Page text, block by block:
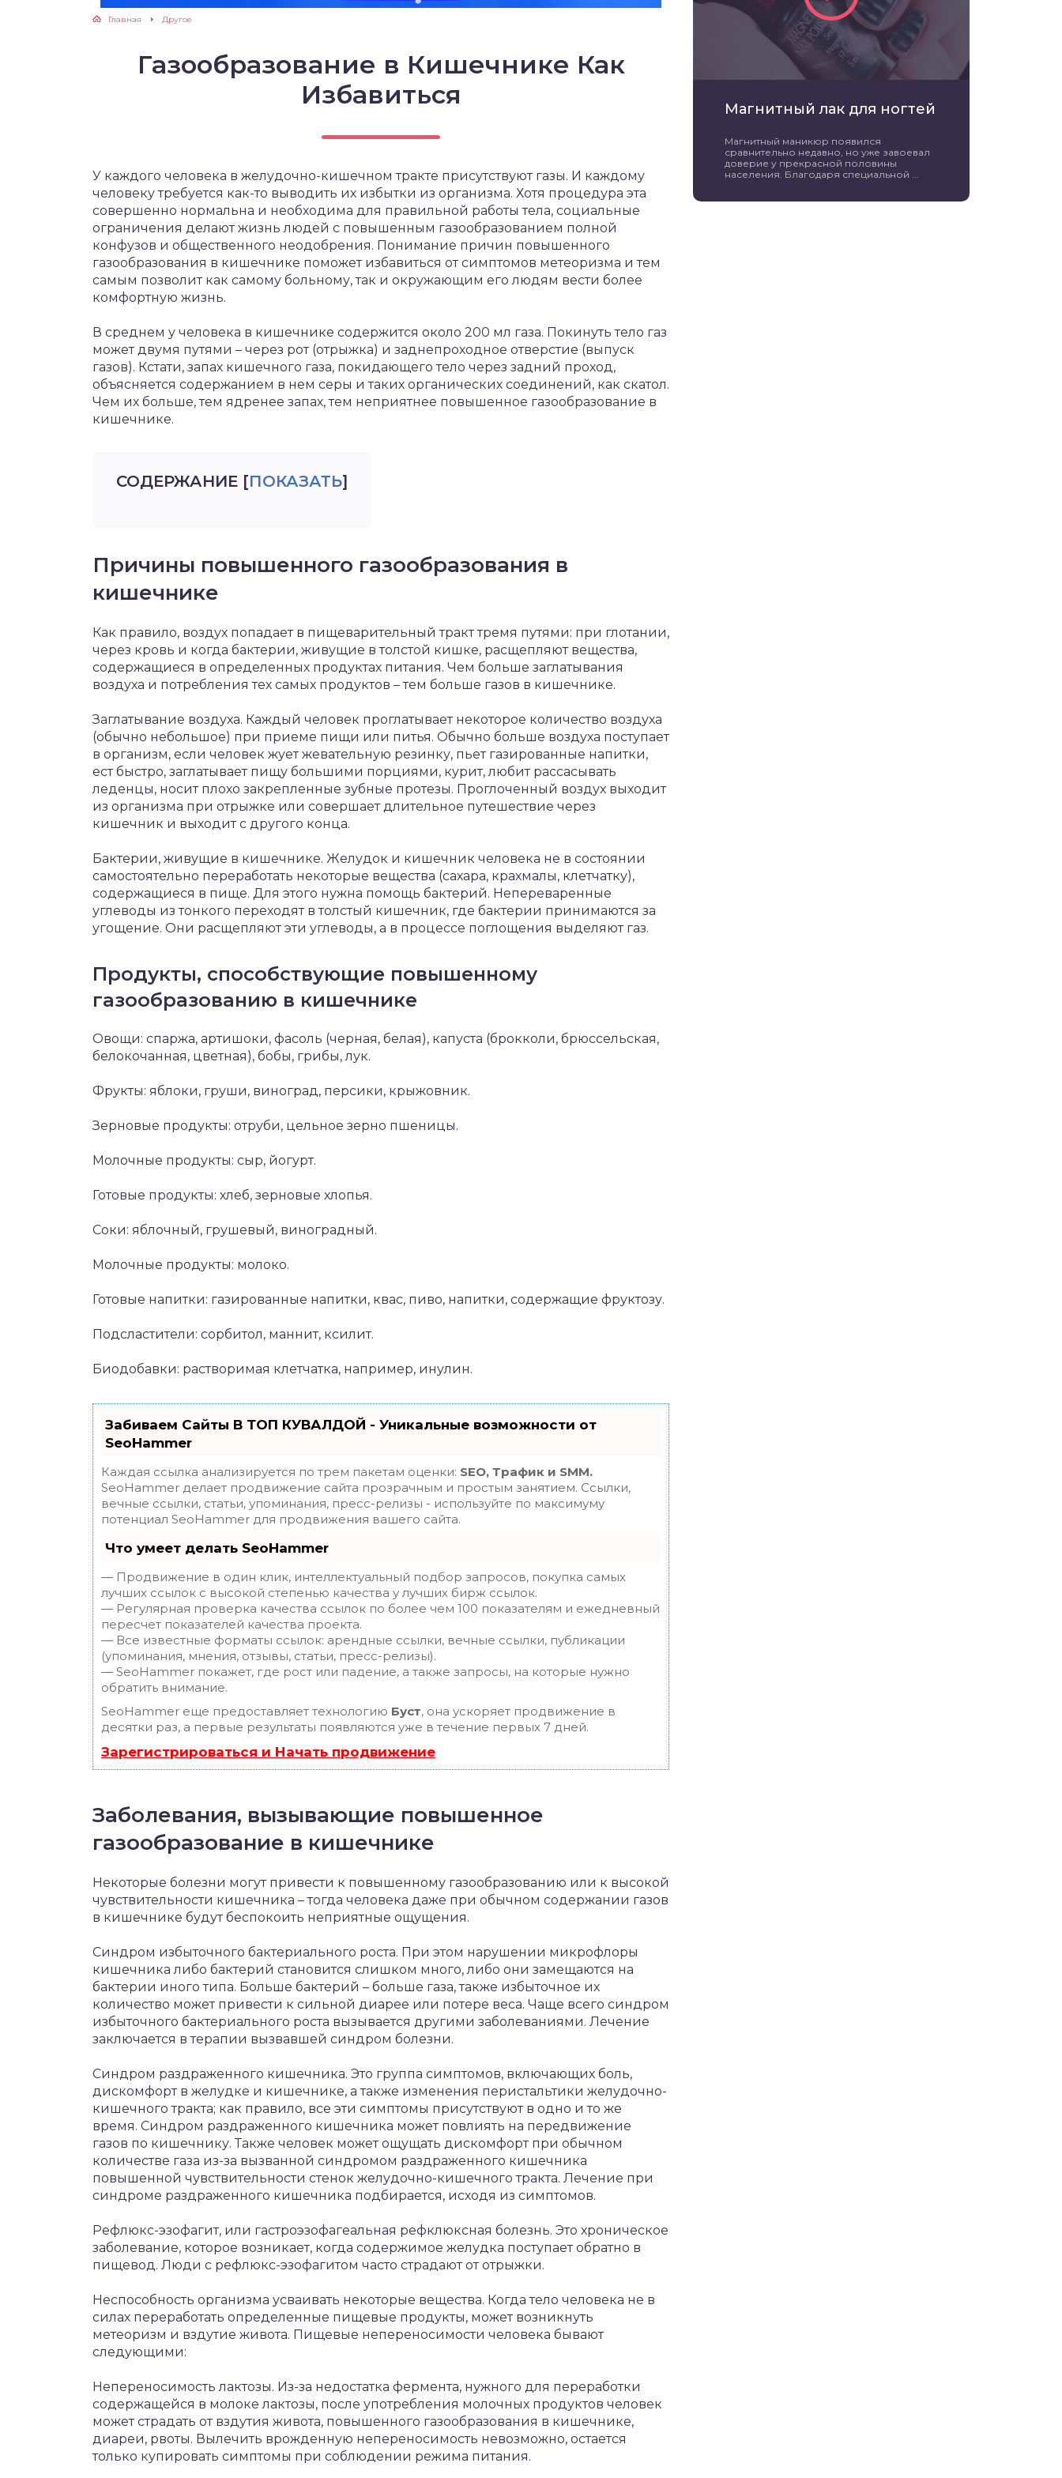
Главная Другое
Газообразование в Кишечнике Как
Избавиться
У каждого человека в желудочно-кишечном тракте присутствуют газы. И каждому
человеку требуется как-то выводить их избытки из организма. Хотя процедура эта
совершенно нормальна и необходима для правильной работы тела, социальные
ограничения делают жизнь людей с повышенным газообразованием полной
конфузов и общественного неодобрения. Понимание причин повышенного
газообразования в кишечнике поможет избавиться от симптомов метеоризма и тем
самым позволит как самому больному, так и окружающим его людям вести более
комфортную жизнь.
В среднем у человека в кишечнике содержится около 200 мл газа. Покинуть тело газ
может двумя путями – через рот (отрыжка) и заднепроходное отверстие (выпуск
газов). Кстати, запах кишечного газа, покидающего тело через задний проход,
объясняется содержанием в нем серы и таких органических соединений, как скатол.
Чем их больше, тем ядренее запах, тем неприятнее повышенное газообразование в
кишечнике.
СОДЕРЖАНИЕ [ПОКАЗАТЬ]
Причины повышенного газообразования в
кишечнике
Как правило, воздух попадает в пищеварительный тракт тремя путями: при глотании,
через кровь и когда бактерии, живущие в толстой кишке, расщепляют вещества,
содержащиеся в определенных продуктах питания. Чем больше заглатывания
воздуха и потребления тех самых продуктов – тем больше газов в кишечнике.
Заглатывание воздуха. Каждый человек проглатывает некоторое количество воздуха
(обычно небольшое) при приеме пищи или питья. Обычно больше воздуха поступает
в организм, если человек жует жевательную резинку, пьет газированные напитки,
ест быстро, заглатывает пищу большими порциями, курит, любит рассасывать
леденцы, носит плохо закрепленные зубные протезы. Проглоченный воздух выходит
из организма при отрыжке или совершает длительное путешествие через
кишечник и выходит с другого конца.
Бактерии, живущие в кишечнике. Желудок и кишечник человека не в состоянии
самостоятельно переработать некоторые вещества (сахара, крахмалы, клетчатку),
содержащиеся в пище. Для этого нужна помощь бактерий. Непереваренные
углеводы из тонкого переходят в толстый кишечник, где бактерии принимаются за
угощение. Они расщепляют эти углеводы, а в процессе поглощения выделяют газ.
Продукты, способствующие повышенному
газообразованию в кишечнике
Овощи: спаржа, артишоки, фасоль (черная, белая), капуста (брокколи, брюссельская,
белокочанная, цветная), бобы, грибы, лук.
Фрукты: яблоки, груши, виноград, персики, крыжовник.
Зерновые продукты: отруби, цельное зерно пшеницы.
Молочные продукты: сыр, йогурт.
Готовые продукты: хлеб, зерновые хлопья.
Соки: яблочный, грушевый, виноградный.
Молочные продукты: молоко.
Готовые напитки: газированные напитки, квас, пиво, напитки, содержащие фруктозу.
Подсластители: сорбитол, маннит, ксилит.
Биодобавки: растворимая клетчатка, например, инулин.
Забиваем Сайты В ТОП КУВАЛДОЙ - Уникальные возможности от
SeoHammer
Каждая ссылка анализируется по трем пакетам оценки: SEO, Трафик и SMM.
SeoHammer делает продвижение сайта прозрачным и простым занятием. Ссылки,
вечные ссылки, статьи, упоминания, пресс-релизы - используйте по максимуму
потенциал SeoHammer для продвижения вашего сайта.
Что умеет делать SeoHammer
— Продвижение в один клик, интеллектуальный подбор запросов, покупка самых
лучших ссылок с высокой степенью качества у лучших бирж ссылок.
— Регулярная проверка качества ссылок по более чем 100 показателям и ежедневный
пересчет показателей качества проекта.
— Все известные форматы ссылок: арендные ссылки, вечные ссылки, публикации
(упоминания, мнения, отзывы, статьи, пресс-релизы).
— SeoHammer покажет, где рост или падение, а также запросы, на которые нужно
обратить внимание.
SeoHammer еще предоставляет технологию Буст, она ускоряет продвижение в
десятки раз, а первые результаты появляются уже в течение первых 7 дней.
Зарегистрироваться и Начать продвижение
Заболевания, вызывающие повышенное
газообразование в кишечнике
Некоторые болезни могут привести к повышенному газообразованию или к высокой
чувствительности кишечника – тогда человека даже при обычном содержании газов
в кишечнике будут беспокоить неприятные ощущения.
Синдром избыточного бактериального роста. При этом нарушении микрофлоры
кишечника либо бактерий становится слишком много, либо они замещаются на
бактерии иного типа. Больше бактерий – больше газа, также избыточное их
количество может привести к сильной диарее или потере веса. Чаще всего синдром
избыточного бактериального роста вызывается другими заболеваниями. Лечение
заключается в терапии вызвавшей синдром болезни.
Синдром раздраженного кишечника. Это группа симптомов, включающих боль,
дискомфорт в желудке и кишечнике, а также изменения перистальтики желудочно-
кишечного тракта; как правило, все эти симптомы присутствуют в одно и то же
время. Синдром раздраженного кишечника может повлиять на передвижение
газов по кишечнику. Также человек может ощущать дискомфорт при обычном
количестве газа из-за вызванной синдромом раздраженного кишечника
повышенной чувствительности стенок желудочно-кишечного тракта. Лечение при
синдроме раздраженного кишечника подбирается, исходя из симптомов.
Рефлюкс-эзофагит, или гастроэзофагеальная рефклюксная болезнь. Это хроническое
заболевание, которое возникает, когда содержимое желудка поступает обратно в
пищевод. Люди с рефлюкс-эзофагитом часто страдают от отрыжки.
Неспособность организма усваивать некоторые вещества. Когда тело человека не в
силах переработать определенные пищевые продукты, может возникнуть
метеоризм и вздутие живота. Пищевые непереносимости человека бывают
следующими:
Непереносимость лактозы. Из-за недостатка фермента, нужного для переработки
содержащейся в молоке лактозы, после употребления молочных продуктов человек
может страдать от вздутия живота, повышенного газообразования в кишечнике,
диареи, рвоты. Вылечить врожденную непереносимость невозможно, остается
только купировать симптомы при соблюдении режима питания.
Магнитный лак для ногтей
Магнитный маникюр появился
сравнительно недавно, но уже завоевал
доверие у прекрасной половины
населения. Благодаря специальной ...